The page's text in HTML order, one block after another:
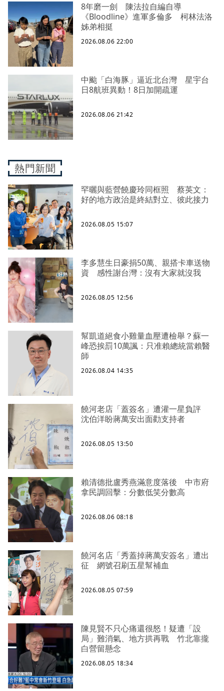
8年磨一劍 陳法拉自編自導
《Bloodline》進軍多倫多 柯林法洛
姊弟相挺
2026.08.06 22:00
中颱「白海豚」逼近北台灣 星宇台
日8航班異動！8日加開疏運
2026.08.06 21:42
熱門新聞
罕曬與藍營饒慶玲同框照 蔡英文：
好的地方政治是終結對立、彼此接力
2026.08.05 15:07
李多慧生日豪捐50萬、親搭卡車送物
資 感性謝台灣：沒有大家就沒我
2026.08.05 12:56
幫凱道絕食小雞量血壓遭檢舉？蘇一
峰恐挨罰10萬諷：只准賴總統當賴醫
師
2026.08.04 14:35
饒河老店「蓋簽名」遭灌一星負評
沈伯洋盼蔣萬安出面勸支持者
2026.08.05 13:50
賴清德批盧秀燕滿意度落後 中市府
拿民調回擊：分數低笑分數高
2026.08.06 08:18
饒河名店「秀蓋掉蔣萬安簽名」遭出
征 網號召刷五星幫補血
2026.08.05 07:59
陳見賢不只心痛還很怒！疑遭「設
局」難消氣、地方拱再戰 竹北靠攏
白營留懸念
2026.08.05 18:34